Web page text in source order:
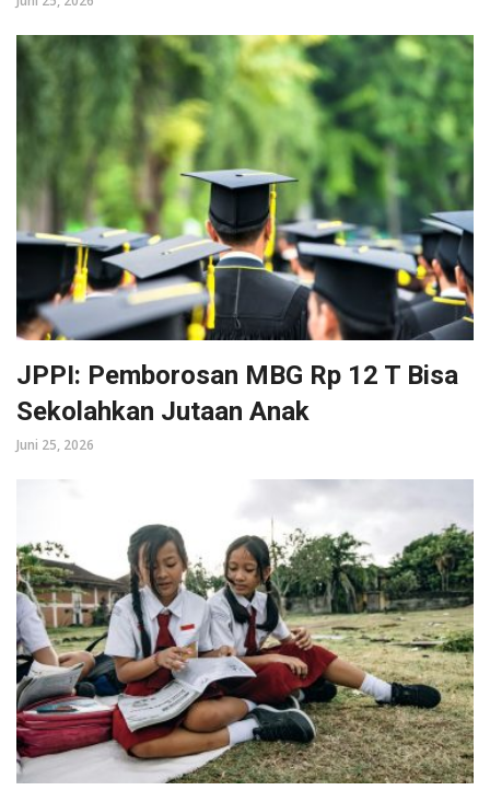
JPPI: Pemborosan MBG Rp 12 T Bisa
Sekolahkan Jutaan Anak
Juni 25, 2026